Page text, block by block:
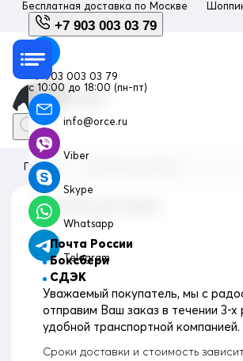
Бесплатная доставка по Москве
+7 903 003 03 79
+7 903 003 03 79
с 10:00 до 18:00 (пн-пт)
info@orce.ru
Viber
Skype
Whatsapp
Telegram
Главная
Способы доставки
Почта России
Боксбери
СДЭК
Уважаемый покупатель, мы с
отправим Ваш заказ в течении 3-х
удобной транспортной компанией.
Сроки доставки и стоимость